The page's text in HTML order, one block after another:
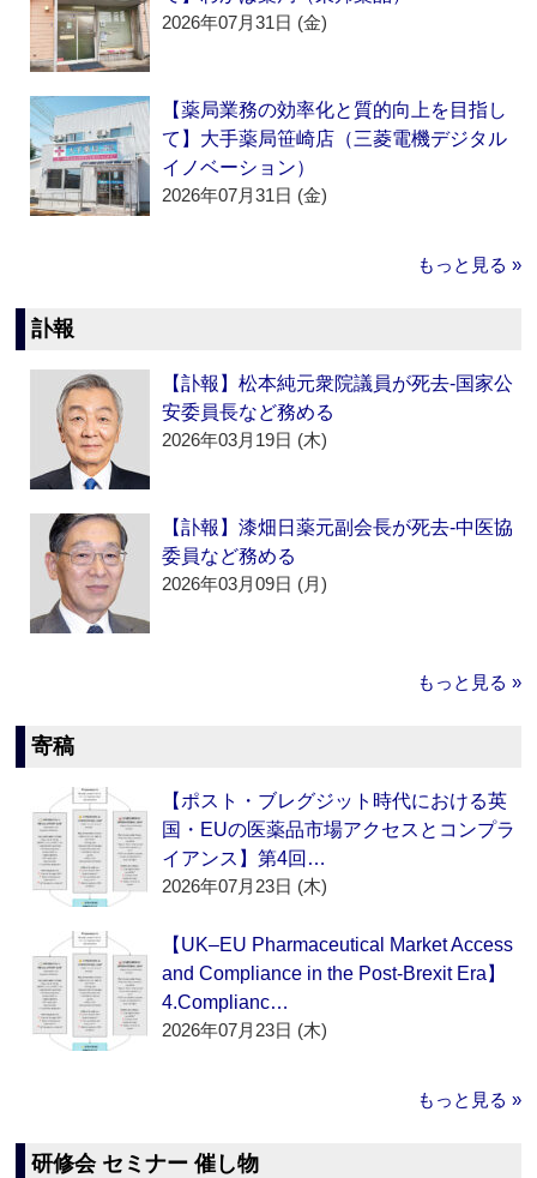
2026年07月31日 (金)
【薬局業務の効率化と質的向上を目指し
て】大手薬局笹崎店（三菱電機デジタル
イノベーション）
2026年07月31日 (金)
もっと見る »
訃報
【訃報】松本純元衆院議員が死去‐国家公
安委員長など務める
2026年03月19日 (木)
【訃報】漆畑日薬元副会長が死去‐中医協
委員など務める
2026年03月09日 (月)
もっと見る »
寄稿
【ポスト・ブレグジット時代における英
国・EUの医薬品市場アクセスとコンプラ
イアンス】第4回…
2026年07月23日 (木)
【UK–EU Pharmaceutical Market Access
and Compliance in the Post-Brexit Era】
4.Complianc…
2026年07月23日 (木)
もっと見る »
研修会 セミナー 催し物